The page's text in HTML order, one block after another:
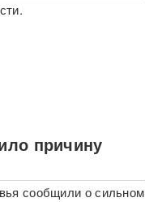
причину
сообщили о сильном